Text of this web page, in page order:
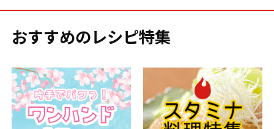
おすすめのレシピ特集